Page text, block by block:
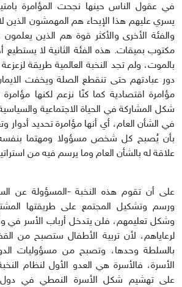
في عقول الناس حينها نجحت المؤامرة
يسري عليهم هذا الإيحاء هم المهمشون الذين لا
والفئة الأخرى والأكثر قوة هم الذين
مكتوب بميقات. هذه الفئة الثانية لا يستطيع
بالموت، ولم تجد النخبة العالمية طريقة
دور عبادتهم حتى تنقطع الصلة ويخفت
مؤامرة اقتصادية كما كنّا نزعم لكنها
شكل المشاركة في الحياة الاجتماعية
في الشأن العام، أي أنها مؤامرة تحديد أدوار
بأن يُصبح كل شخص مسؤولا ومهتما
علاقة له بالشأن العام وما يرسم فيه من
على أن تقوم هذه النخبة -المسؤولة عن
ورسم وتشكيل المجتمع على طريقتها
وشكل تعليمهم، فلن يتدخل أرباب الأسر في
لرعاياهم، لأن تربية الأطفال ستصبح من
بالسلطة وحدها، وتصبح من مسؤوليات
الأسرة، فالأسرة هي العدو الأول لنظام
على تهشيم شكل الأسرة النمطي في